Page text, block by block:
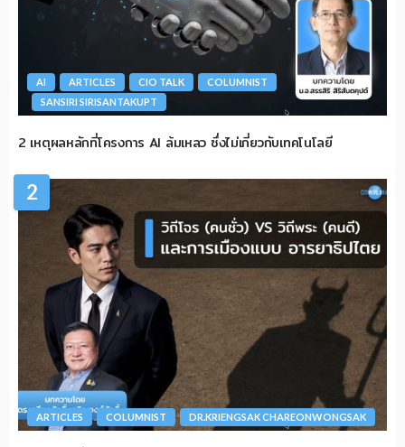
AI ARTICLES CIO TALK
COLUMNIST
SANSIRI SIRISANTAKUPT
2 เหตุผลหลักที่โครงการ AI ล้มเหลว ซึ่งไม่เกี่ยวกับเทคโนโลยี
2
ARTICLES COLUMNIST DR.KRIENGSAK CHAREONWONGSAK